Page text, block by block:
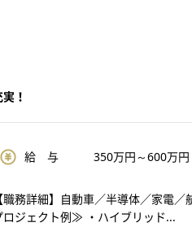
！
給 与 350万円～600万円
務詳細】自動車／半導体／家電／
ジェクト例≫ ・ハイブリッド...